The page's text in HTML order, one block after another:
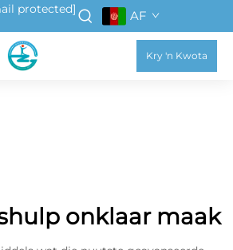
protected] AF
Kry 'n Kwota
onklaar maak